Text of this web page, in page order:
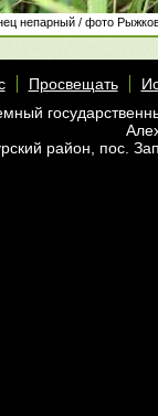
непарный / фото
Просвещать
район, пос.